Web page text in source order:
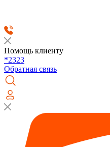
Помощь клиенту
*2323
Обратная связь